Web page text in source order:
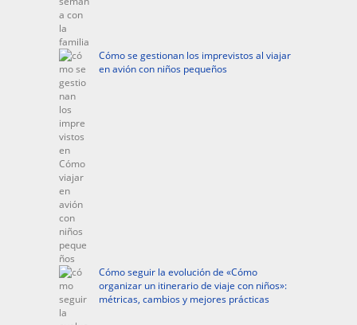
Cómo se gestionan los imprevistos al viajar
en avión con niños pequeños
Cómo seguir la evolución de «Cómo
organizar un itinerario de viaje con niños»:
métricas, cambios y mejores prácticas